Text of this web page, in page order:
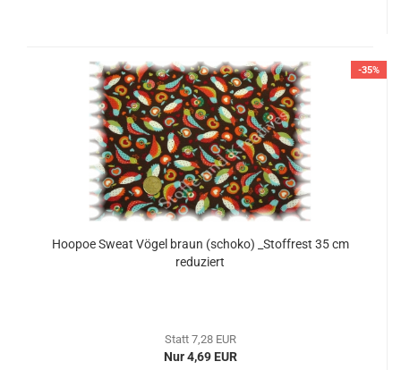
-35%
Hoopoe Sweat Vögel braun (schoko) _Stoffrest 35 cm
reduziert
Statt 7,28 EUR
Nur 4,69 EUR